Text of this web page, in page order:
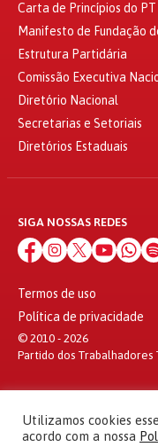
Carta de Princípios do PT
Manifesto de Fundação
Estrutura Partidária
Comissão Executiva
Diretório Nacional
Secretarias e Setoriais
Diretórios Estaduais
SIGA NOSSAS REDES
Termos de uso
Política de privacidade
© 2010 - 2026
Partido dos Trabalhadores
Utilizamos cookies
acordo com a nossa